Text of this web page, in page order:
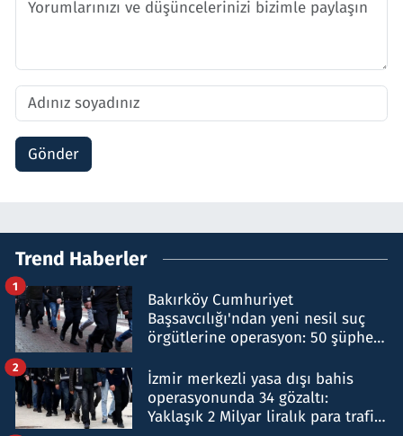
Gönder
Trend Haberler
Bakırköy Cumhuriyet
Başsavcılığı'ndan yeni nesil suç
örgütlerine operasyon: 50 şüpheli
1
İzmir merkezli yasa dışı bahis
operasyonunda 34 gözaltı:
Yaklaşık 2 Milyar liralık para trafiği
2